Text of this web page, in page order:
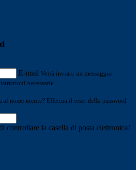
E-mail Verrà inviato un messaggio
necessarie.
al nome utente? Effettua il reset della password
controllare la casella di posta elettronica!